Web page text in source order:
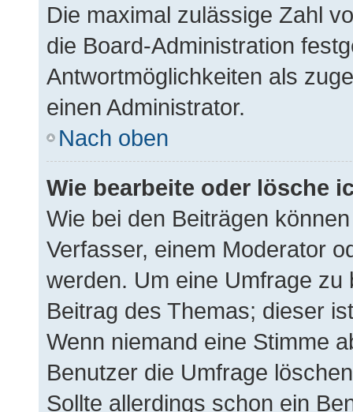
Die maximal zulässige Zahl
die Board-Administration
Antwortmöglichkeiten als
einen Administrator.
Nach oben
Wie bearbeite oder lösche
Wie bei den Beiträgen
Verfasser, einem Moderator
werden. Um eine Umfrage
Beitrag des Themas; dieser
Wenn niemand eine Stimme
Benutzer die Umfrage
Sollte allerdings schon ein